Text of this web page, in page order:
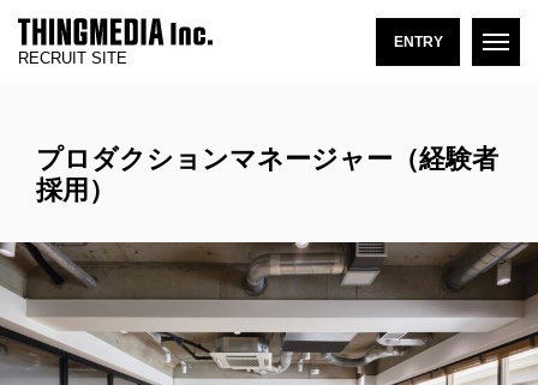
RECRUIT SITE
ENTRY
プロダクションマネージャー（経験者
採用）